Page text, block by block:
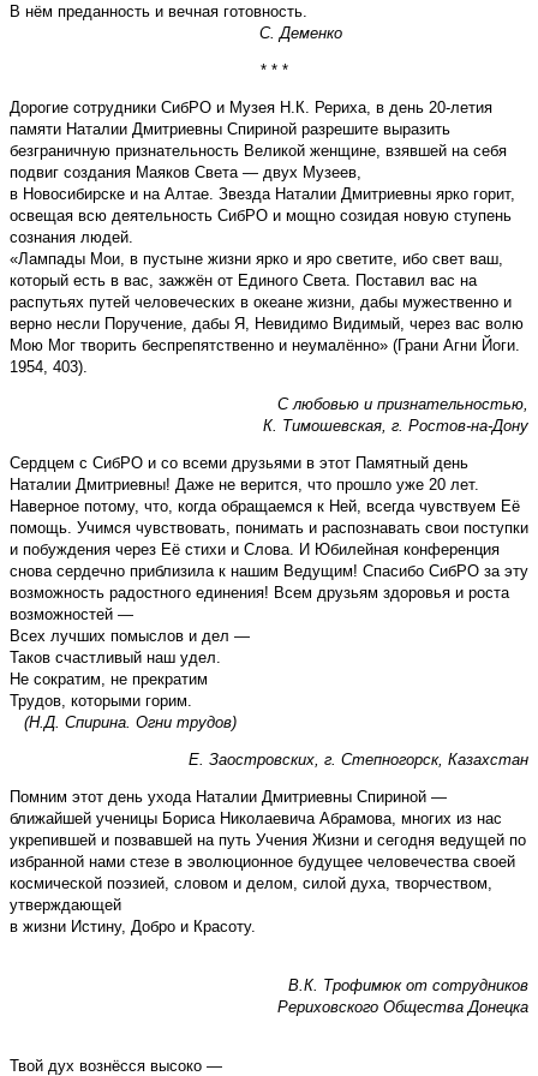
В нём преданность и вечная готовность.
С. Деменко
* * *
Дорогие сотрудники СибРО и Музея Н.К. Рериха, в день 20-летия
памяти Наталии Дмитриевны Спириной разрешите выразить
безграничную признательность Великой женщине, взявшей на себя
подвиг создания Маяков Света — двух Музеев,
в Новосибирске и на Алтае. Звезда Наталии Дмитриевны ярко горит,
освещая всю деятельность СибРО и мощно созидая новую ступень
сознания людей.
«Лампады Мои, в пустыне жизни ярко и яро светите, ибо свет ваш,
который есть в вас, зажжён от Единого Света. Поставил вас на
распутьях путей человеческих в океане жизни, дабы мужественно и
верно несли Поручение, дабы Я, Невидимо Видимый, через вас волю
Мою Мог творить беспрепятственно и неумалённо» (Грани Агни Йоги.
1954, 403).
С любовью и признательностью,
К. Тимошевская, г. Ростов-на-Дону
Сердцем с СибРО и со всеми друзьями в этот Памятный день
Наталии Дмитриевны! Даже не верится, что прошло уже 20 лет.
Наверное потому, что, когда обращаемся к Ней, всегда чувствуем Её
помощь. Учимся чувствовать, понимать и распознавать свои поступки
и побуждения через Её стихи и Слова. И Юбилейная конференция
снова сердечно приблизила к нашим Ведущим! Спасибо СибРО за эту
возможность радостного единения! Всем друзьям здоровья и роста
возможностей —
Всех лучших помыслов и дел —
Таков счастливый наш удел.
Не сократим, не прекратим
Трудов, которыми горим.
(Н.Д. Спирина. Огни трудов)
Е. Заостровских, г. Степногорск, Казахстан
Помним этот день ухода Наталии Дмитриевны Спириной —
ближайшей ученицы Бориса Николаевича Абрамова, многих из нас
укрепившей и позвавшей на путь Учения Жизни и сегодня ведущей по
избранной нами стезе в эволюционное будущее человечества своей
космической поэзией, словом и делом, силой духа, творчеством,
утверждающей
в жизни Истину, Добро и Красоту.
В.К. Трофимюк от сотрудников
Рериховского Общества Донецка
Твой дух вознёсся высоко —